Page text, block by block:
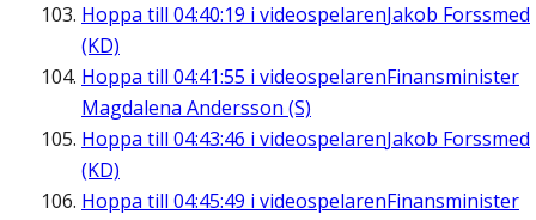
Hoppa till 04:40:19 i videospelarenJakob Forssmed
(KD)
Hoppa till 04:41:55 i videospelarenFinansminister
Magdalena Andersson (S)
Hoppa till 04:43:46 i videospelarenJakob Forssmed
(KD)
Hoppa till 04:45:49 i videospelarenFinansminister